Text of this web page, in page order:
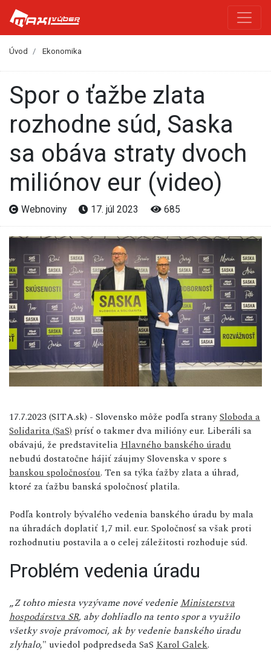
Úvod Ekonomika
Spor o ťažbe zlata
rozhodne súd, Saska
sa obáva straty dvoch
miliónov eur (video)
Webnoviny 17. júl 2023 685
17.7.2023 (SITA.sk) - Slovensko môže podľa stranySloboda a
Solidarita (SaS) prísť o takmer dva milióny eur. Liberáli sa
obávajú, že predstavitelia Hlavného banského úradu
nebudú dostatočne hájiť záujmy Slovenska v spore s
banskou spoločnosťou. Ten sa týka ťažby zlata a úhrad,
ktoré za ťažbu banská spoločnosť platila.
Podľa kontroly bývalého vedenia banského úradu by mala
na úhradách doplatiť 1,7 mil. eur. Spoločnosť sa však proti
rozhodnutiu postavila a o celej záležitosti rozhoduje súd.
Problém vedenia úradu
„Z tohto miesta vyzývame nové vedenie Ministerstva
hospodárstva SR, aby dohliadlo na tento spor a využilo
všetky svoje právomoci, ak by vedenie banského úradu
zlyhalo," uviedol podpredseda SaS Karol Galek.